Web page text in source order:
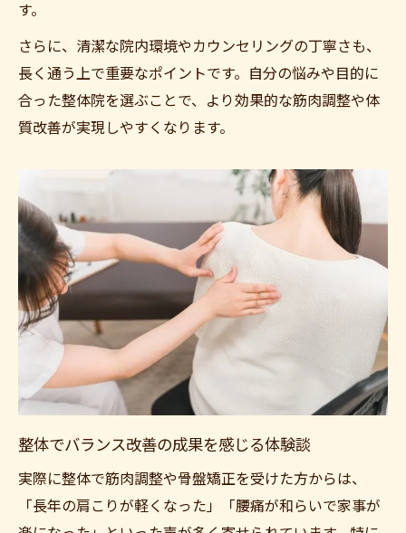
す。
さらに、清潔な院内環境やカウンセリングの丁寧さも、
長く通う上で重要なポイントです。自分の悩みや目的に
合った整体院を選ぶことで、より効果的な筋肉調整や体
質改善が実現しやすくなります。
整体でバランス改善の成果を感じる体験談
実際に整体で筋肉調整や骨盤矯正を受けた方からは、
「長年の肩こりが軽くなった」「腰痛が和らいで家事が